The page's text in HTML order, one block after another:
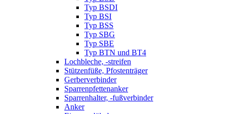
Typ BSDI
Typ BSI
Typ BSS
Typ SBG
Typ SBE
Typ BTN und BT4
Lochbleche, -streifen
Stützenfüße, Pfostenträger
Gerberverbinder
Sparrenpfettenanker
Sparrenhalter, -fußverbinder
Anker